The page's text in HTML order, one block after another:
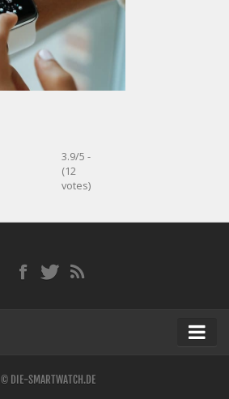
3.9/5 -
(12
votes)
© DIE-SMARTWATCH.DE